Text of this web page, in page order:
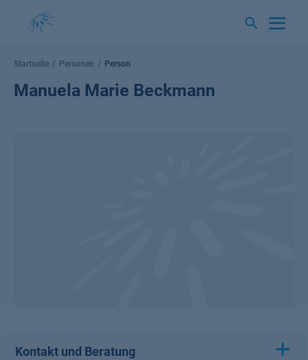
Startseite Personen Person
Manuela Marie Beckmann
Kontakt und Beratung